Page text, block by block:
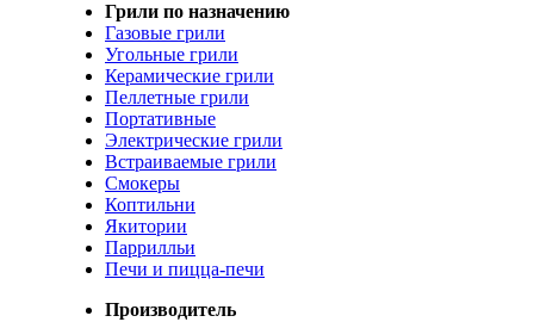
Грили по назначению
Газовые грили
Угольные грили
Керамические грили
Пеллетные грили
Портативные
Электрические грили
Встраиваемые грили
Смокеры
Коптильни
Якитории
Паррилльи
Печи и пицца-печи
Производитель